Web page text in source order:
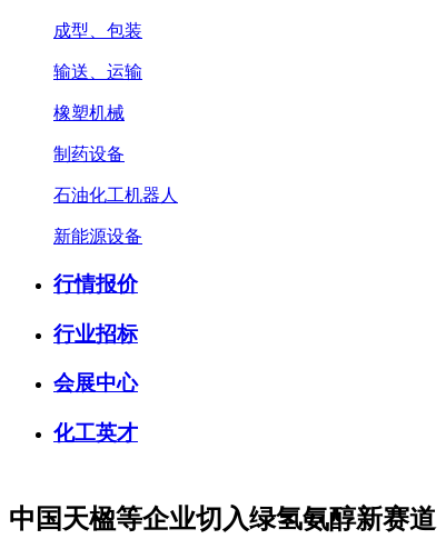
成型、包装
输送、运输
橡塑机械
制药设备
石油化工机器人
新能源设备
行情报价
行业招标
会展中心
化工英才
中国天楹等企业切入绿氢氨醇新赛道